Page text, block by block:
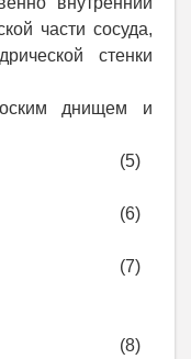
части сосуда,
стенки
днищем и
(5)
(6)
(7)
(8)